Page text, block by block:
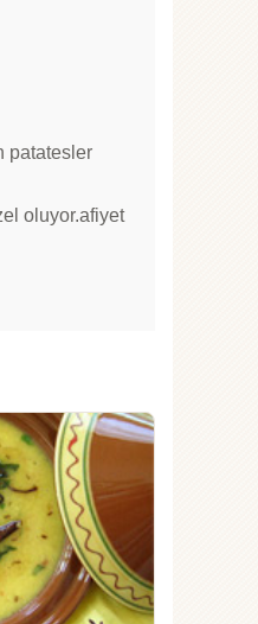
patatesler
oluyor.afiyet